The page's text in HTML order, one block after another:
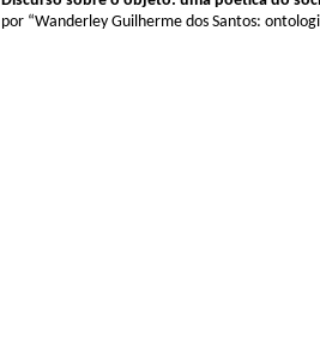
por “Wanderley Guilherme dos Santos: